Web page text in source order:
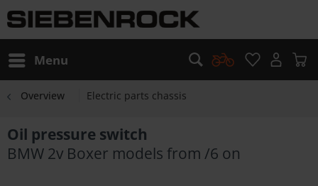
Menu
Overview Electric parts chassis
Oil pressure switch
BMW 2v Boxer models from /6 on